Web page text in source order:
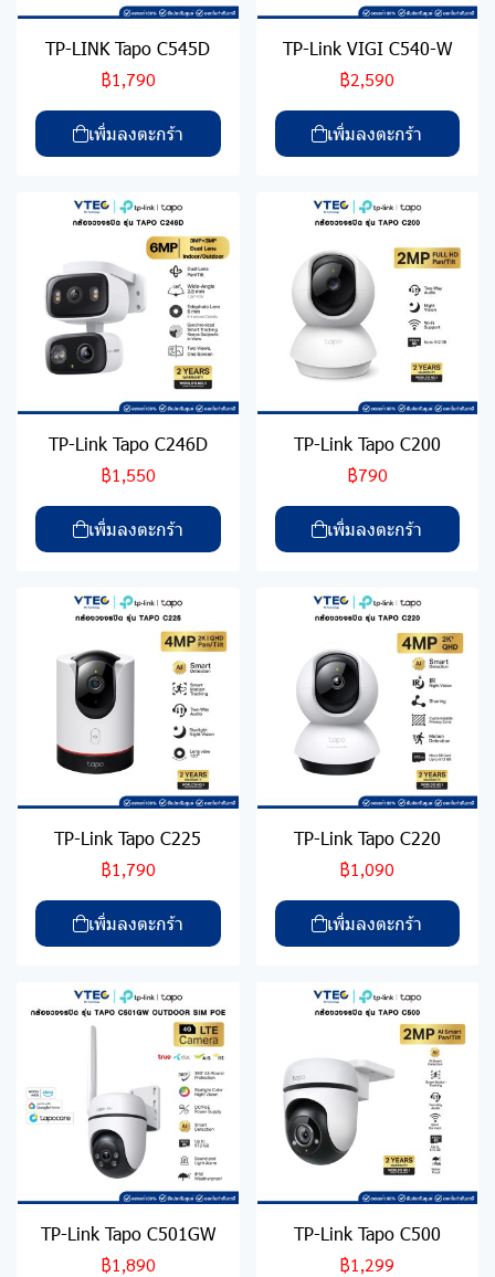
TP-LINK Tapo C545D
฿1,790
เพิ่มลงตะกร้า
TP-Link VIGI C540-W
฿2,590
เพิ่มลงตะกร้า
TP-Link Tapo C246D
฿1,550
เพิ่มลงตะกร้า
TP-Link Tapo C200
฿790
เพิ่มลงตะกร้า
TP-Link Tapo C225
฿1,790
เพิ่มลงตะกร้า
TP-Link Tapo C220
฿1,090
เพิ่มลงตะกร้า
TP-Link Tapo C501GW
฿1,890
TP-Link Tapo C500
฿1,299